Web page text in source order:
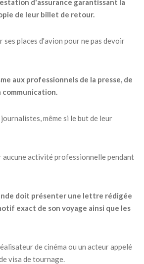
de leur billet de retour.
places d'avion pour ne pas devoir
aux professionnels de la presse, de
même si le but de leur
aucune activité professionnelle pendant
doit présenter une lettre rédigée
exact de son voyage ainsi que les
de cinéma ou un acteur appelé
visa de tournage.